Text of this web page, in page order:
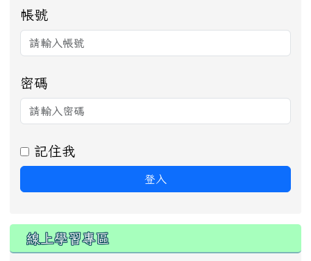
帳號
密碼
記住我
登入
線上學習專區